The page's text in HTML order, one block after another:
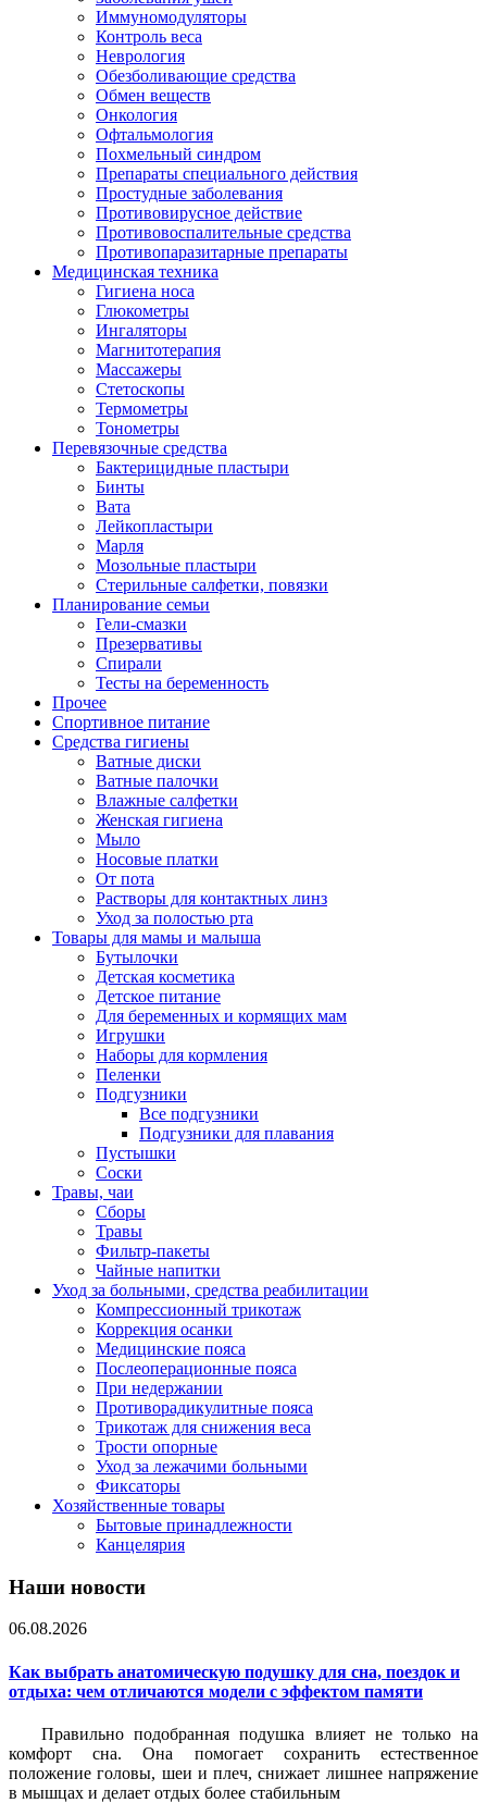
Иммуномодуляторы
Контроль веса
Неврология
Обезболивающие средства
Обмен веществ
Онкология
Офтальмология
Похмельный синдром
Препараты специального действия
Простудные заболевания
Противовирусное действие
Противовоспалительные средства
Противопаразитарные препараты
Медицинская техника
Гигиена носа
Глюкометры
Ингаляторы
Магнитотерапия
Массажеры
Стетоскопы
Термометры
Тонометры
Перевязочные средства
Бактерицидные пластыри
Бинты
Вата
Лейкопластыри
Марля
Мозольные пластыри
Стерильные салфетки, повязки
Планирование семьи
Гели-смазки
Презервативы
Спирали
Тесты на беременность
Прочее
Спортивное питание
Средства гигиены
Ватные диски
Ватные палочки
Влажные салфетки
Женская гигиена
Мыло
Носовые платки
От пота
Растворы для контактных линз
Уход за полостью рта
Товары для мамы и малыша
Бутылочки
Детская косметика
Детское питание
Для беременных и кормящих мам
Игрушки
Наборы для кормления
Пеленки
Подгузники
Все подгузники
Подгузники для плавания
Пустышки
Соски
Травы, чаи
Сборы
Травы
Фильтр-пакеты
Чайные напитки
Уход за больными, средства реабилитации
Компрессионный трикотаж
Коррекция осанки
Медицинские пояса
Послеоперационные пояса
При недержании
Противорадикулитные пояса
Трикотаж для снижения веса
Трости опорные
Уход за лежачими больными
Фиксаторы
Хозяйственные товары
Бытовые принадлежности
Канцелярия
Наши новости
06.08.2026
Как выбрать анатомическую подушку для сна, поездок и
отдыха: чем отличаются модели с эффектом памяти
Правильно подобранная подушка влияет не только на
комфорт сна. Она помогает сохранить естественное
положение головы, шеи и плеч, снижает лишнее напряжение
в мышцах и делает отдых более стабильным